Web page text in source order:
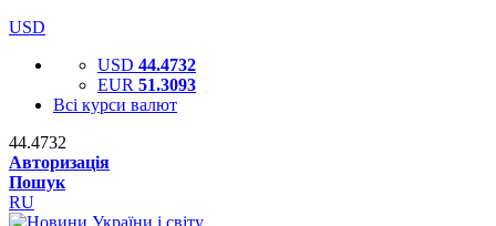
USD
USD 44.4732
EUR 51.3093
Всі курси валют
44.4732
Авторизація
Пошук
RU